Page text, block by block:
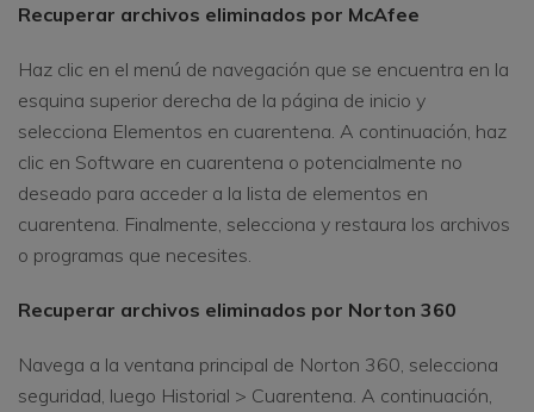
Recuperar archivos eliminados por McAfee
Haz clic en el menú de navegación que se encuentra en la
esquina superior derecha de la página de inicio y
selecciona Elementos en cuarentena. A continuación, haz
clic en Software en cuarentena o potencialmente no
deseado para acceder a la lista de elementos en
cuarentena. Finalmente, selecciona y restaura los archivos
o programas que necesites.
Recuperar archivos eliminados por Norton 360
Navega a la ventana principal de Norton 360, selecciona
seguridad, luego Historial > Cuarentena. A continuación,